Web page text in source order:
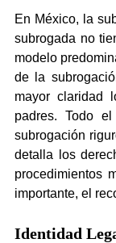
En México, la
subrogada no
modelo
de la
mayor claridad
padres. Todo
subrogación
detalla los
procedimientos
importante, el
Identidad